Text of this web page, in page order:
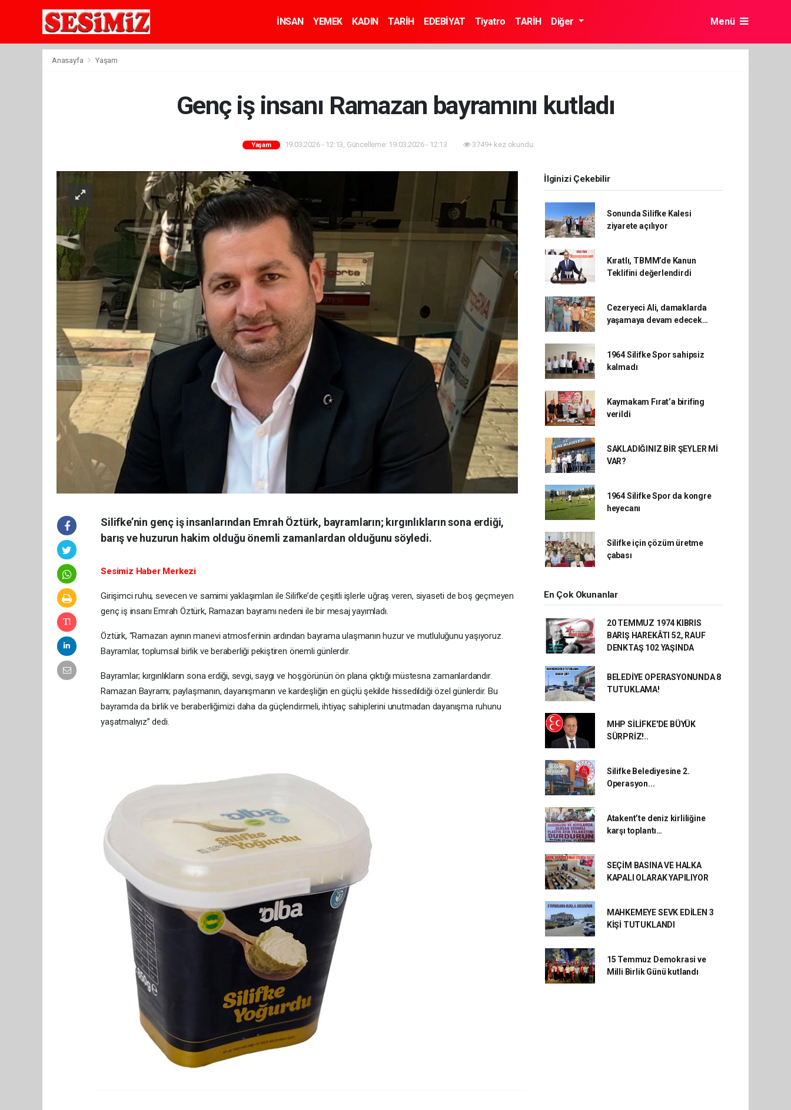
İNSAN YEMEK KADIN TARİH EDEBİYAT Tiyatro TARİH Diğer Menü
Anasayfa Yaşam
Genç iş insanı Ramazan bayramını kutladı
Yaşam 19.03.2026 - 12:13, Güncelleme: 19.03.2026 - 12:13 3749+ kez okundu.
Silifke’nin genç iş insanlarından Emrah Öztürk, bayramların; kırgınlıkların sona erdiği,
barış ve huzurun hakim olduğu önemli zamanlardan olduğunu söyledi.
Sesimiz Haber Merkezi
Girişimci ruhu, sevecen ve samimi yaklaşımları ile Silifke’de çeşitli işlerle uğraş veren, siyaseti de boş geçmeyen
genç iş insanı Emrah Öztürk, Ramazan bayramı nedeni ile bir mesaj yayımladı.
Öztürk, “Ramazan ayının manevi atmosferinin ardından bayrama ulaşmanın huzur ve mutluluğunu yaşıyoruz.
Bayramlar, toplumsal birlik ve beraberliği pekiştiren önemli günlerdir.
Bayramlar; kırgınlıkların sona erdiği, sevgi, saygı ve hoşgörünün ön plana çıktığı müstesna zamanlardandır.
Ramazan Bayramı; paylaşmanın, dayanışmanın ve kardeşliğin en güçlü şekilde hissedildiği özel günlerdir. Bu
bayramda da birlik ve beraberliğimizi daha da güçlendirmeli, ihtiyaç sahiplerini unutmadan dayanışma ruhunu
yaşatmalıyız” dedi.
İlginizi Çekebilir
Sonunda Silifke Kalesi
ziyarete açılıyor
Kıratlı, TBMM’de Kanun
Teklifini değerlendirdi
Cezeryeci Ali, damaklarda
yaşamaya devam edecek…
1964 Silifke Spor sahipsiz
kalmadı
Kaymakam Fırat’a birifing
verildi
SAKLADIĞINIZ BİR ŞEYLER Mİ
VAR?
1964 Silifke Spor da kongre
heyecanı
Silifke için çözüm üretme
çabası
En Çok Okunanlar
20 TEMMUZ 1974 KIBRIS
BARIŞ HAREKÂTI 52, RAUF
DENKTAŞ 102 YAŞINDA
BELEDİYE OPERASYONUNDA 8
TUTUKLAMA!
MHP SİLİFKE'DE BÜYÜK
SÜRPRİZ!..
Silifke Belediyesine 2.
Operasyon...
Atakent’te deniz kirliliğine
karşı toplantı…
SEÇİM BASINA VE HALKA
KAPALI OLARAK YAPILIYOR
MAHKEMEYE SEVK EDİLEN 3
KİŞİ TUTUKLANDI
15 Temmuz Demokrasi ve
Milli Birlik Günü kutlandı